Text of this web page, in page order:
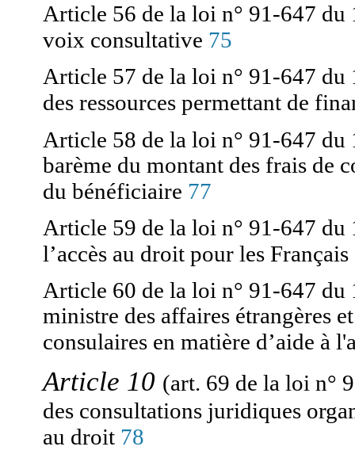
Article 56 de la loi n° 91-647
voix consultative 75
Article 57 de la loi n° 91-647
des ressources permettant de
Article 58 de la loi n° 91-647
barème du montant des frais de
du bénéficiaire 77
Article 59 de la loi n° 91-647
l’accès au droit pour les
Article 60 de la loi n° 91-647
ministre des affaires étrangères
consulaires en matière d’aide à
Article 10 (art. 69 de la loi n°
des consultations juridiques
au droit 78